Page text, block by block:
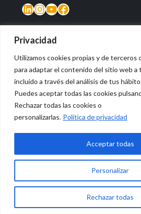
Privacidad
Utilizamos cookies propias y de terceros
para adaptar el contenido del sitio web a
incluido a través del análisis de tus
Puedes aceptar todas las cookies
Rechazar todas las cookies o
personalizarlas. Política de privacidad
Personalizar
Rechazar todas
Acceptar todas
LinkedIn
Instagram
YouTube
Facebook
© 2026 Vidasana | All
Aviso legal
Política de
Política de devolución